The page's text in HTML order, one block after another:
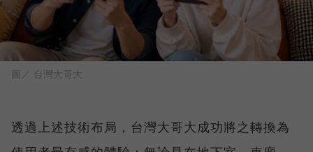
圖／ 台灣大哥大
透過上述技術布局，台灣大哥大成功將之轉換為